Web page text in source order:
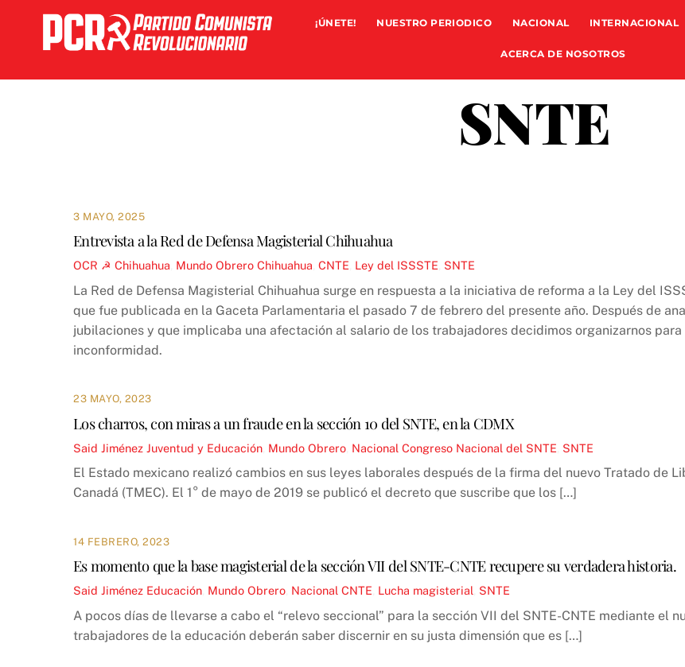
content
¡ÚNETE! NUESTRO PERIODICO NACIONAL INTERNACIONAL
ACERCA DE NOSOTROS
SNTE
3 MAYO, 2025
Entrevista a la Red de Defensa Magisterial Chihuahua
OCR ☭ Chihuahua Mundo Obrero Chihuahua CNTE Ley del ISSSTE SNTE
La Red de Defensa Magisterial Chihuahua surge en respuesta a la iniciativa de reforma a la Ley del
que fue publicada en la Gaceta Parlamentaria el pasado 7 de febrero del presente año. Después de
jubilaciones y que implicaba una afectación al salario de los trabajadores decidimos organizarnos
inconformidad.
23 MAYO, 2023
Los charros, con miras a un fraude en la sección 10 del SNTE, en la CDMX
Said Jiménez Juventud y Educación Mundo Obrero Nacional Congreso Nacional del SNTE SNTE
El Estado mexicano realizó cambios en sus leyes laborales después de la firma del nuevo Tratado de
Canadá (TMEC). El 1° de mayo de 2019 se publicó el decreto que suscribe que los […]
14 FEBRERO, 2023
Es momento que la base magisterial de la sección VII del SNTE-CNTE recupere su verdadera historia.
Said Jiménez Educación Mundo Obrero Nacional CNTE Lucha magisterial SNTE
A pocos días de llevarse a cabo el “relevo seccional” para la sección VII del SNTE-CNTE mediante el
trabajadores de la educación deberán saber discernir en su justa dimensión que es […]